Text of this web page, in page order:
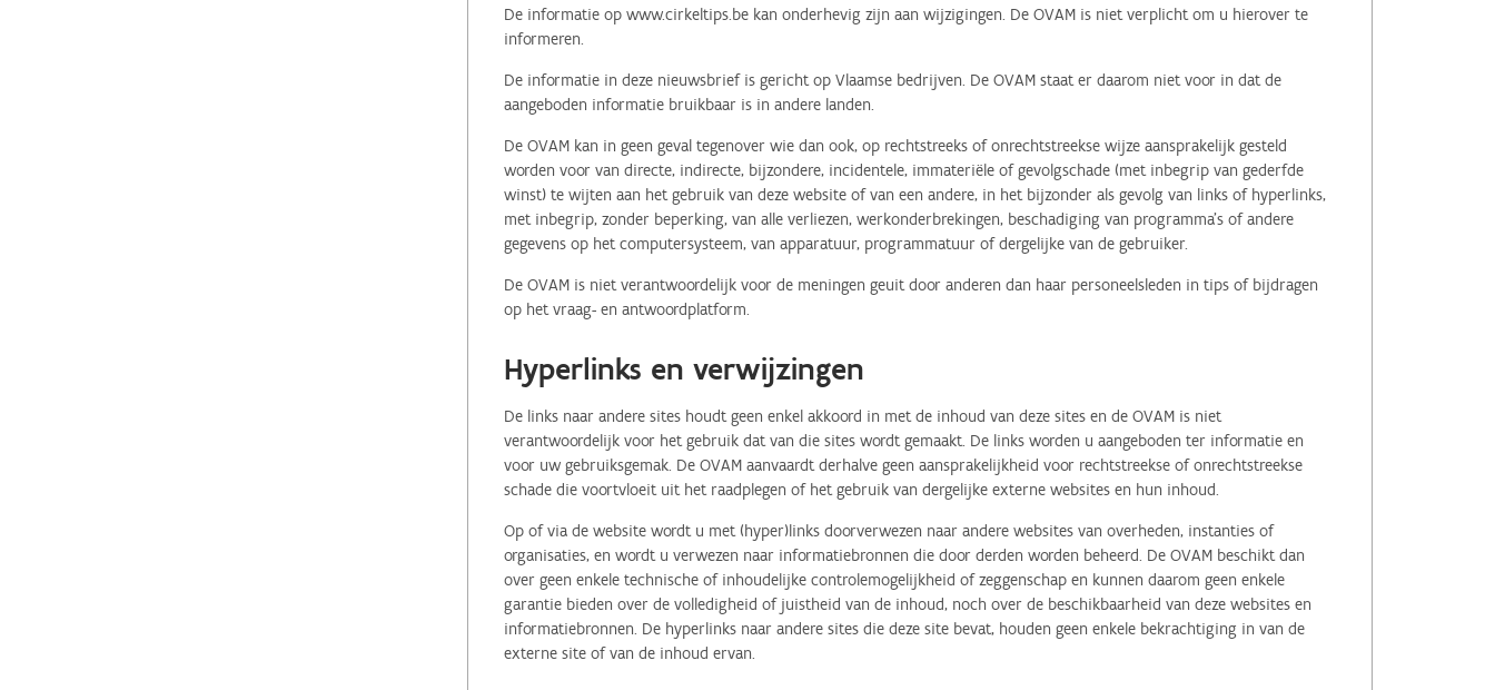
De informatie op www.cirkeltips.be kan onderhevig zijn aan wijzigingen. De OVAM is niet verplicht om u hierover te
informeren.
De informatie in deze nieuwsbrief is gericht op Vlaamse bedrijven. De OVAM staat er daarom niet voor in dat de
aangeboden informatie bruikbaar is in andere landen.
De OVAM kan in geen geval tegenover wie dan ook, op rechtstreeks of onrechtstreekse wijze aansprakelijk gesteld
worden voor van directe, indirecte, bijzondere, incidentele, immateriële of gevolgschade (met inbegrip van gederfde
winst) te wijten aan het gebruik van deze website of van een andere, in het bijzonder als gevolg van links of hyperlinks,
met inbegrip, zonder beperking, van alle verliezen, werkonderbrekingen, beschadiging van programma's of andere
gegevens op het computersysteem, van apparatuur, programmatuur of dergelijke van de gebruiker.
De OVAM is niet verantwoordelijk voor de meningen geuit door anderen dan haar personeelsleden in tips of bijdragen
op het vraag- en antwoordplatform.
Hyperlinks en verwijzingen
De links naar andere sites houdt geen enkel akkoord in met de inhoud van deze sites en de OVAM is niet
verantwoordelijk voor het gebruik dat van die sites wordt gemaakt. De links worden u aangeboden ter informatie en
voor uw gebruiksgemak. De OVAM aanvaardt derhalve geen aansprakelijkheid voor rechtstreekse of onrechtstreekse
schade die voortvloeit uit het raadplegen of het gebruik van dergelijke externe websites en hun inhoud.
Op of via de website wordt u met (hyper)links doorverwezen naar andere websites van overheden, instanties of
organisaties, en wordt u verwezen naar informatiebronnen die door derden worden beheerd. De OVAM beschikt dan
over geen enkele technische of inhoudelijke controlemogelijkheid of zeggenschap en kunnen daarom geen enkele
garantie bieden over de volledigheid of juistheid van de inhoud, noch over de beschikbaarheid van deze websites en
informatiebronnen. De hyperlinks naar andere sites die deze site bevat, houden geen enkele bekrachtiging in van de
externe site of van de inhoud ervan.